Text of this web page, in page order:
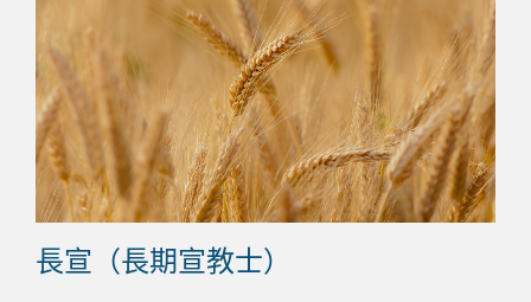
長宣（長期宣教士）